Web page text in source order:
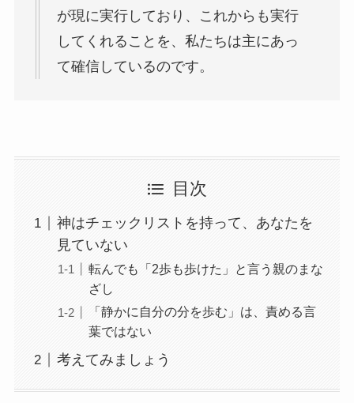
が現に実行しており、これからも実行
してくれることを、私たちは主にあっ
て確信しているのです。
目次
神はチェックリストを持って、あなたを
見ていない
転んでも「2歩も歩けた」と言う親のまな
ざし
「静かに自分の分を歩む」は、責める言
葉ではない
考えてみましょう